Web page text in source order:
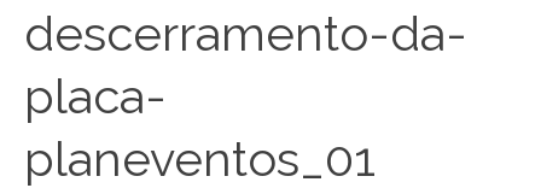
descerramento-da-
placa-
planeventos_01